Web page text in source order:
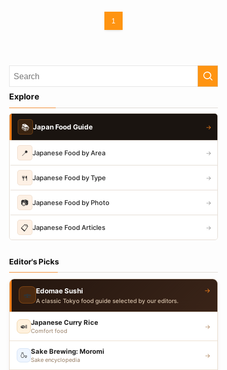
1
Explore
📚 Japan Food Guide →
📍 Japanese Food by Area →
🍴 Japanese Food by Type →
📷 Japanese Food by Photo →
📋 Japanese Food Articles →
Editor's Picks
🍣 Edomae Sushi
A classic Tokyo food guide selected by our editors.
→
🍛 Japanese Curry Rice
Comfort food
→
🍶 Sake Brewing: Moromi
Sake encyclopedia
→